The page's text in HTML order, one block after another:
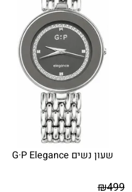
שעון נשים G·P Elegance
₪499